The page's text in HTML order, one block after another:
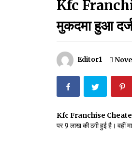
मदरसों
Kfc
मुकदमा हुआ
Editor1
Kfc Franchise
पर 9 लाख की ठगी हुई है। वहीं